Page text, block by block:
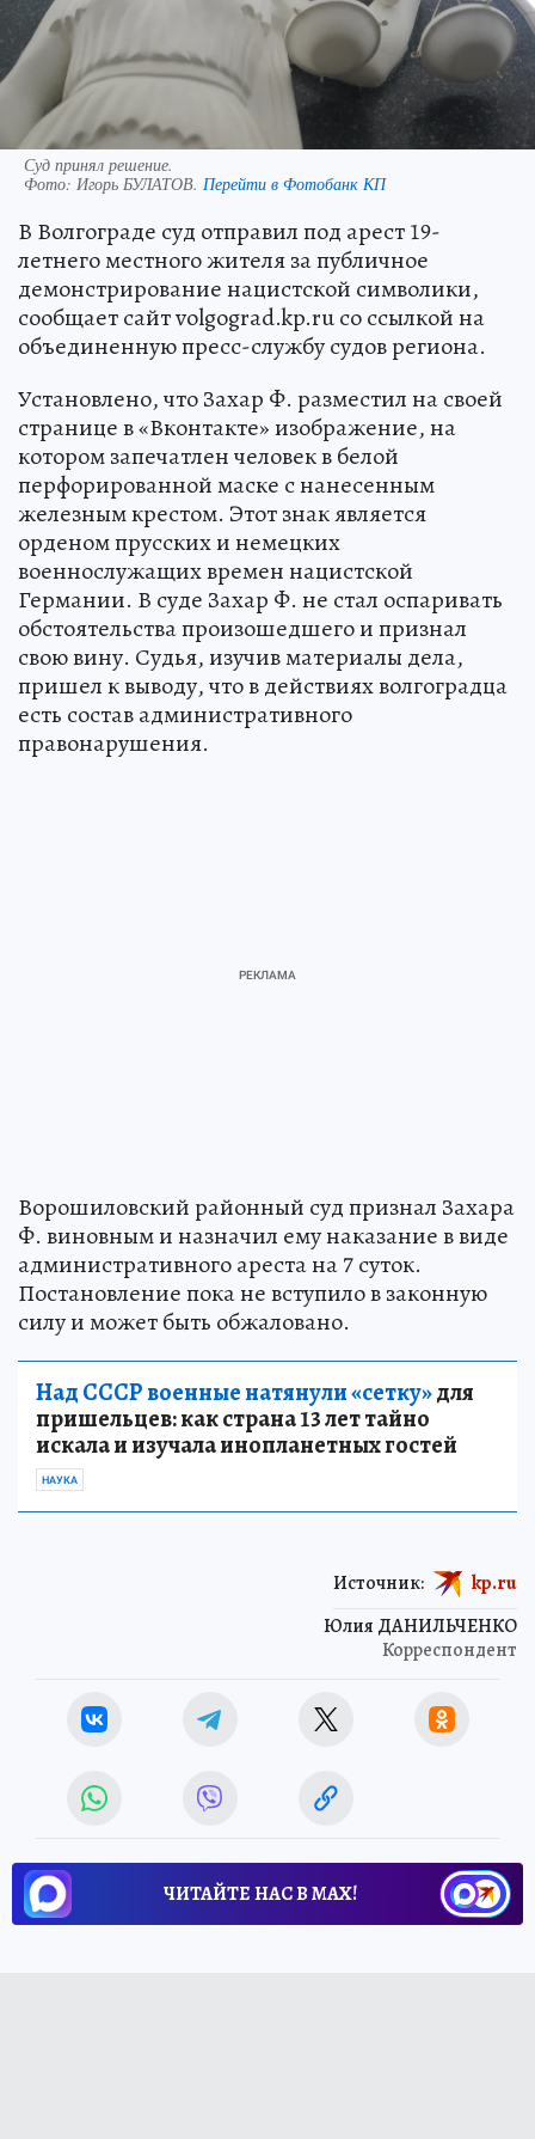
Суд принял решение.
Фото: Игорь БУЛАТОВ. Перейти в Фотобанк КП
В Волгограде суд отправил под арест 19-
летнего местного жителя за публичное
демонстрирование нацистской символики,
сообщает сайт volgograd.kp.ru со ссылкой на
объединенную пресс-службу судов региона.
Установлено, что Захар Ф. разместил на своей
странице в «Вконтакте» изображение, на
котором запечатлен человек в белой
перфорированной маске с нанесенным
железным крестом. Этот знак является
орденом прусских и немецких
военнослужащих времен нацистской
Германии. В суде Захар Ф. не стал оспаривать
обстоятельства произошедшего и признал
свою вину. Судья, изучив материалы дела,
пришел к выводу, что в действиях волгоградца
есть состав административного
правонарушения.
Ворошиловский районный суд признал Захара
Ф. виновным и назначил ему наказание в виде
административного ареста на 7 суток.
Постановление пока не вступило в законную
силу и может быть обжаловано.
Над СССР военные натянули «сетку»для
пришельцев: как страна 13 лет тайно
искала и изучала инопланетных гостей
НАУКА
Юлия ДАНИЛЬЧЕНКО
Корреспондент
Источник: kp.ru
ЧИТАЙТЕ НАС В МАХ!